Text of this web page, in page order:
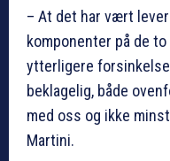
– At det har vært
komponenter på de
ytterligere
beklagelig, både
med oss og ikke
Martini.